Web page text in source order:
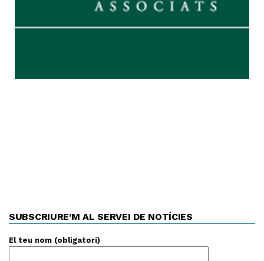
SUBSCRIURE’M AL SERVEI DE NOTÍCIES
El teu nom (obligatori)